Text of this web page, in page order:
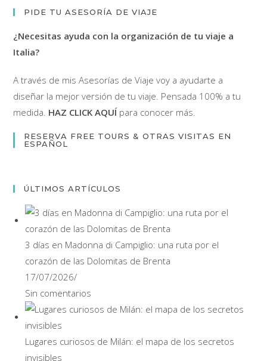
para
comentar
comentar
tu
(opcional)
PIDE TU ASESORÍA DE VIAJE
¿Necesitas ayuda con la organización de tu viaje a
Italia?
A través de mis Asesorías de Viaje voy a ayudarte a
diseñar la mejor versión de tu viaje. Pensada 100% a tu
medida. HAZ CLICK AQUÍpara conocer más.
RESERVA FREE TOURS & OTRAS VISITAS EN
ESPAÑOL
ÚLTIMOS ARTÍCULOS
3 días en Madonna di Campiglio: una ruta por el
corazón de las Dolomitas de Brenta
17/07/2026/
Sin comentarios
Lugares curiosos de Milán: el mapa de los secretos
invisibles